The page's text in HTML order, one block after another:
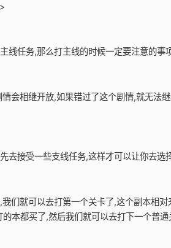
线任务,那么打主线的时候一定要注意的
会相继开放,如果错过了这个剧情,就无法
去接受一些支线任务,这样才可以让你去
们就可以去打第一个关卡了,这个副本相
本都买了,然后我们就可以去打下一个普